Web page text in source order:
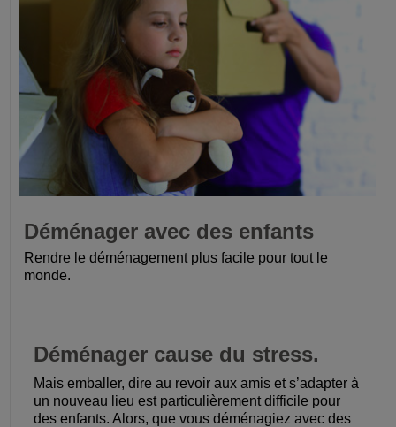
Déménager avec des enfants
Rendre le déménagement plus facile pour tout le
monde.
Déménager cause du stress.
Mais emballer, dire au revoir aux amis et s’adapter à
un nouveau lieu est particulièrement difficile pour
des enfants. Alors, que vous déménagiez avec des